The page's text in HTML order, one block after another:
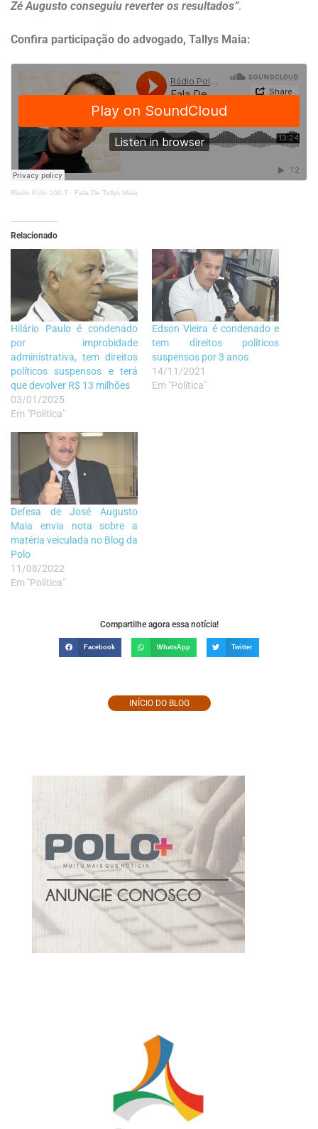
Zé Augusto conseguiu reverter os resultados”.
Confira participação do advogado, Tallys Maia:
Rádio Polo 100,7 · Fala De Tallys Maia
Relacionado
Hilário Paulo é condenado
por improbidade
administrativa, tem direitos
políticos suspensos e terá
que devolver R$ 13 milhões
03/01/2025
Em "Política"
Edson Vieira é condenado e
tem direitos políticos
suspensos por 3 anos
14/11/2021
Em "Política"
Defesa de José Augusto
Maia envia nota sobre a
matéria veiculada no Blog da
Polo
11/08/2022
Em "Política"
Compartilhe agora essa notícia!
Facebook WhatsApp Twitter
INÍCIO DO BLOG